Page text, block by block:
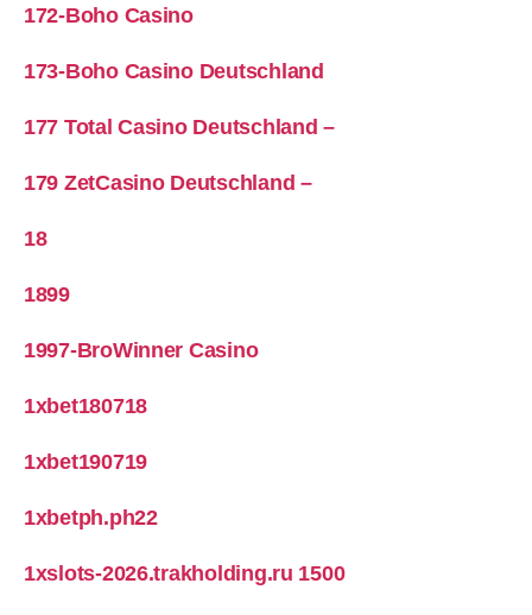
172-Boho Casino
173-Boho Casino Deutschland
177 Total Casino Deutschland –
179 ZetCasino Deutschland –
18
1899
1997-BroWinner Casino
1xbet180718
1xbet190719
1xbetph.ph22
1xslots-2026.trakholding.ru 1500